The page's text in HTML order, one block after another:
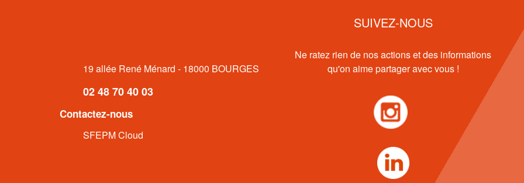
19 allée René Ménard - 18000 BOURGES
02 48 70 40 03
Contactez-nous
SFEPM Cloud
SUIVEZ-NOUS
Ne ratez rien de nos actions et des informations
qu'on aime partager avec vous !